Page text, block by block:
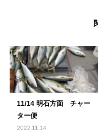
11/14 明石方面 チャー
ター便
2022.11.14